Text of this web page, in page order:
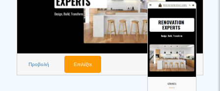
Προβολή Επιλέξτε